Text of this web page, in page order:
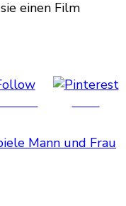
einen Film
Mann und Frau